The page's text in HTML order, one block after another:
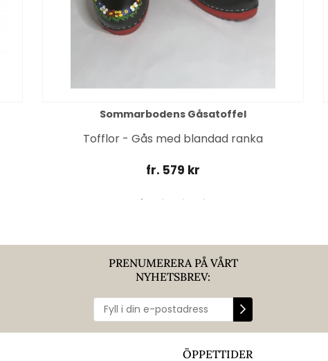
Sommarbodens Gåsatoffel
Tofflor - Gås med blandad ranka
fr. 579 kr
PRENUMERERA PÅ VÅRT
NYHETSBREV:
ÖPPETTIDER